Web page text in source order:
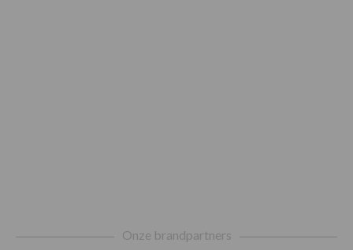
Onze brandpartners